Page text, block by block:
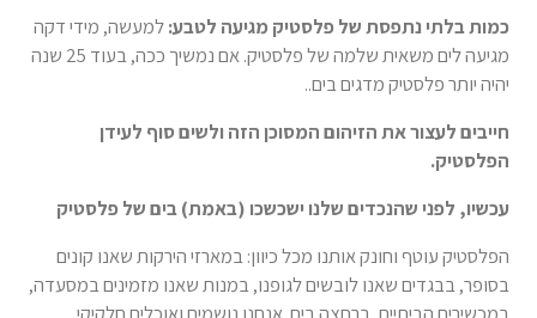
כמות בלתי נתפסת של פלסטיק מגיעה לטבע:למעשה, מידי דקה
מגיעה לים משאית שלמה של פלסטיק. אם נמשיך ככה, בעוד 25 שנה
יהיה יותר פלסטיק מדגים בים..
חייבים לעצור את הזיהום המסוכן הזה ולשים סוף לעידן
הפלסטיק.
עכשיו, לפני שהנכדים שלנו ישכשכו (באמת) בים של פלסטיק
הפלסטיק עוטף וחונק אותנו מכל כיוון: במארזי הירקות שאנו קונים
בסופר, בבגדים שאנו לובשים לגופנו, במנות שאנו מזמינים במסעדה,